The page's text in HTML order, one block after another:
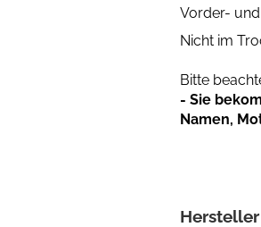
Vorder- und
Nicht im
Bitte
- Sie
Namen,